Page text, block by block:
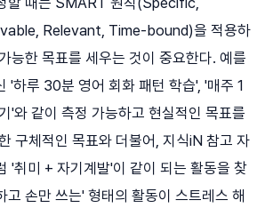
Relevant, Time-bound)을 적용하
능한 목표를 세우는 것이 중요한다. 예를
'하루 30분 영어 회화 패턴 학습', '매주 1
'와 같이 측정 가능하고 현실적인 목표를
구체적인 목표와 더불어, 지식iN 참고 자
'취미 + 자기계발'이 같이 되는 활동을 찾
고 손만 쓰는' 형태의 활동이 스트레스 해